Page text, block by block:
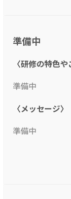
準備中
〈研修の特色や
準備中
〈メッセージ〉
準備中